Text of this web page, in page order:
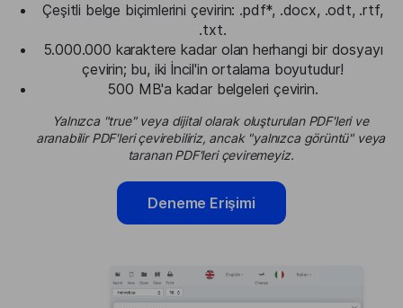
Çeşitli belge biçimlerini çevirin: .pdf*, .docx, .odt, .rtf,
.txt.
5.000.000 karaktere kadar olan herhangi bir dosyayı
çevirin; bu, iki İncil'in ortalama boyutudur!
500 MB'a kadar belgeleri çevirin.
Yalnızca "true" veya dijital olarak oluşturulan PDF'leri ve
aranabilir PDF'leri çevirebiliriz, ancak "yalnızca görüntü" veya
taranan PDF'leri çeviremeyiz.
Deneme Erişimi